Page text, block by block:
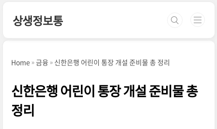
상생정보통
Home 금융 신한은행 어린이 통장 개설 준비물 총 정리
신한은행 어린이 통장 개설 준비물 총
정리